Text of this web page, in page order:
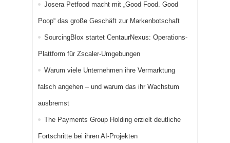
Josera Petfood macht mit „Good Food. Good
Poop“ das große Geschäft zur Markenbotschaft
SourcingBlox startet CentaurNexus: Operations-
Plattform für Zscaler-Umgebungen
Warum viele Unternehmen ihre Vermarktung
falsch angehen – und warum das ihr Wachstum
ausbremst
The Payments Group Holding erzielt deutliche
Fortschritte bei ihren AI-Projekten